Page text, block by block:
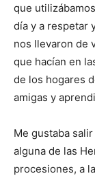
que
día y a respetar
nos llevaron de
que hacían en
de los hogares
amigas y
Me gustaba
alguna de las
procesiones, a